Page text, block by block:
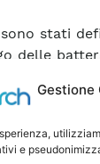
Gestione
e
sono stati
delle
la
stessi